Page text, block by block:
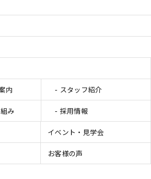
内 スタッフ紹介
み 採用情報
イベント・見学会
お客様の声